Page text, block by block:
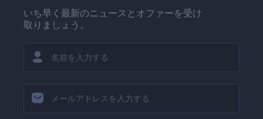
いち早く最新のニュースとオファーを受け
取りましょう。